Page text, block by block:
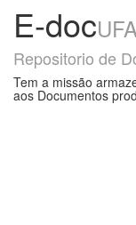
E-doc
Repositorio de
Tem a missão
aos Documentos